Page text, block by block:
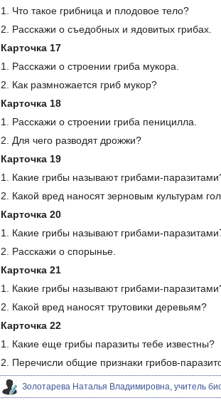
1. Что такое грибница и плодовое тело?
2. Расскажи о съедобных и ядовитых грибах.
Карточка 17
1. Расскажи о строении гриба мукора.
2. Как размножается гриб мукор?
Карточка 18
1. Расскажи о строении гриба пеницилла.
2. Для чего разводят дрожжи?
Карточка 19
1. Какие грибы называют грибами-
2. Какой вред наносят зерновым культурам
Карточка 20
1. Какие грибы называют грибами-
2. Расскажи о спорынье.
Карточка 21
1. Какие грибы называют грибами-
2. Какой вред наносят трутовики деревьям?
Карточка 22
1. Какие еще грибы паразиты тебе известны?
2. Перечисли общие признаки грибов-
Золотарева Наталья Владимировна, учитель